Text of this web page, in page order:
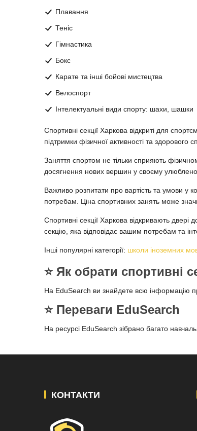
Плавання
Теніс
Гімнастика
Бокс
Карате та інші бойові мистецтва
Велоспорт
Інтелектуальні види спорту: шахи, шашки
Спортивні секції Харкова відкриті для
підтримки фізичної активності та здорового
Заняття спортом не тільки сприяють
досягнення нових вершин у своєму
Важливо розпитати про вартість та умови у
потребам. Ціна спортивних занять може
Спортивні секції Харкова відкривають двері
секцію, яка відповідає вашим потребам та
Інші популярні категорії: школи іноземних
⭐️ Як обрати спортивні
На EduSearch ви знайдете всю інформацію
⭐️ Переваги EduSearch
На ресурсі EduSearch зібрано багато
КОНТАКТИ